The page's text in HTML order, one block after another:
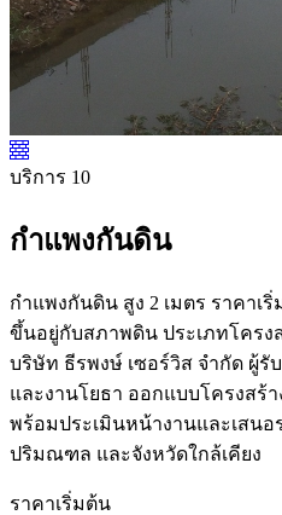
บริการ 10
กำแพงกันดิน
กำแพงกันดิน สูง 2 เมตร ราคาเ
ขึ้นอยู่กับสภาพดิน ประเภทโครง
บริษัท ธีรพงษ์ เซอร์วิส จำกัด ผู้รั
และงานโยธา ออกแบบโครงสร้
พร้อมประเมินหน้างานและเสนอ
ปริมณฑล และจังหวัดใกล้เคียง
ราคาเริ่มต้น